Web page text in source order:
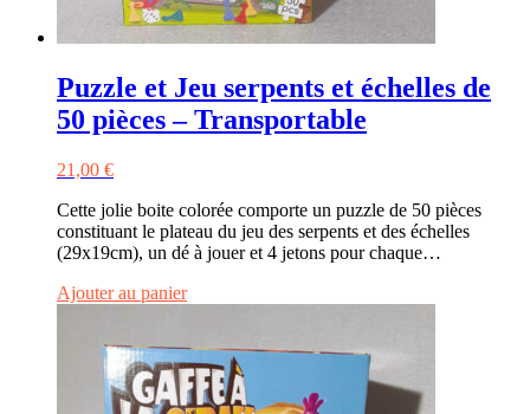
Puzzle et Jeu serpents et échelles de
50 pièces – Transportable
21,00 €
Cette jolie boite colorée comporte un puzzle de 50 pièces
constituant le plateau du jeu des serpents et des échelles
(29x19cm), un dé à jouer et 4 jetons pour chaque…
Ajouter au panier